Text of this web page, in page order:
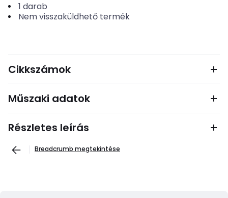
1 darab
Nem visszaküldhető termék
Cikkszámok
Műszaki adatok
Részletes leírás
Breadcrumb megtekintése